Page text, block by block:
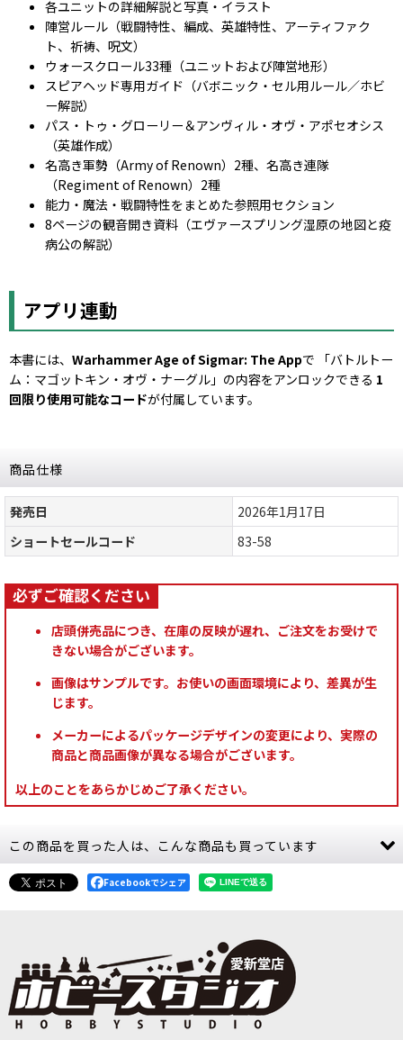
各ユニットの詳細解説と写真・イラスト
陣営ルール（戦闘特性、編成、英雄特性、アーティファク
ト、祈祷、呪文）
ウォースクロール33種（ユニットおよび陣営地形）
スピアヘッド専用ガイド（バボニック・セル用ルール／ホビ
ー解説）
パス・トゥ・グローリー＆アンヴィル・オヴ・アポセオシス
（英雄作成）
名高き軍勢（Army of Renown）2種、名高き連隊
（Regiment of Renown）2種
能力・魔法・戦闘特性をまとめた参照用セクション
8ページの観音開き資料（エヴァースプリング湿原の地図と疫
病公の解説）
アプリ連動
本書には、 Warhammer Age of Sigmar: The Appで 「バトルトー
ム：マゴットキン・オヴ・ナーグル」の内容をアンロックできる 1
回限り使用可能なコードが付属しています。
商品仕様
発売日
2026年1月17日
ショートセールコード
83-58
店頭併売品につき、在庫の反映が遅れ、ご注文をお受けで
きない場合がございます。
画像はサンプルです。お使いの画面環境により、差異が生
じます。
メーカーによるパッケージデザインの変更により、実際の
商品と商品画像が異なる場合がございます。
以上のことをあらかじめご了承ください。
この商品を買った人は、こんな商品も買っています
Facebookでシェア